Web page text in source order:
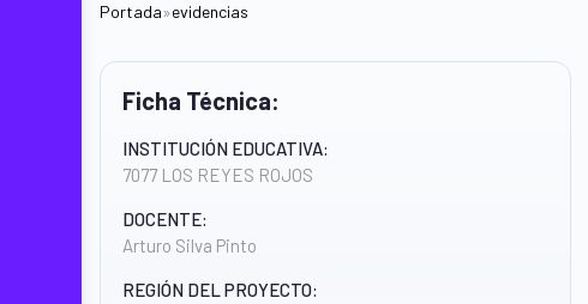
Portada»evidencias
Ficha Técnica:
INSTITUCIÓN EDUCATIVA:
7077 LOS REYES ROJOS
DOCENTE:
Arturo Silva Pinto
REGIÓN DEL PROYECTO: